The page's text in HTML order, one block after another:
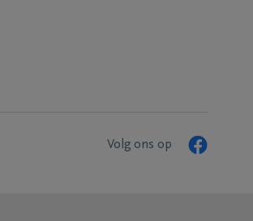
Volg ons op